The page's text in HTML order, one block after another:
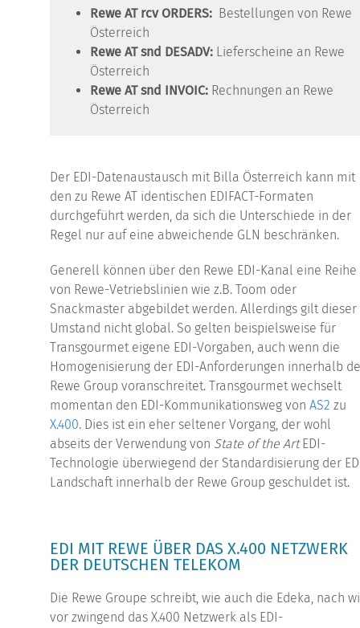
Rewe AT rcv ORDERS: Bestellungen von Rewe
Österreich
Rewe AT snd DESADV: Lieferscheine an Rewe
Österreich
Rewe AT snd INVOIC: Rechnungen an Rewe
Österreich
Der EDI-Datenaustausch mit Billa Österreich kann mit
den zu Rewe AT identischen EDIFACT-Formaten
durchgeführt werden, da sich die Unterschiede in der
Regel nur auf eine abweichende GLN beschränken.
Generell können über den Rewe EDI-Kanal eine Reihe
von Rewe-Vetriebslinien wie z.B. Toom oder
Snackmaster abgebildet werden. Allerdings gilt dieser
Umstand nicht global. So gelten beispielsweise für
Transgourmet eigene EDI-Vorgaben, auch wenn die
Homogenisierung der EDI-Anforderungen innerhalb
Rewe Group voranschreitet. Transgourmet wechselt
momentan den EDI-Kommunikationsweg vonAS2 zu
X.400. Dies ist ein eher seltener Vorgang, der wohl
abseits der Verwendung von State of the ArtEDI-
Technologie überwiegend der Standardisierung der
Landschaft innerhalb der Rewe Group geschuldet ist.
EDI MIT REWE ÜBER DAS X.400 NETZWERK
DER DEUTSCHEN TELEKOM
Die Rewe Groupe schreibt, wie auch die Edeka, nach
vor zwingend das X.400 Netzwerk als EDI-